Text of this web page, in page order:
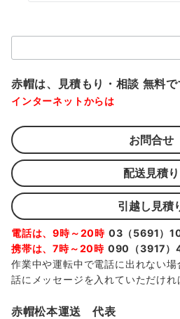
索：
赤帽は、見積もり・相談 無料で
インターネットからは
お問合せ
配送見積り
引越し見積
電話は、9時～20時 03（5691）
携帯は、7時～20時 090（3917）
作業中や運転中で電話に出れない
話にメッセージを入れていただけ
赤帽松本運送 代表